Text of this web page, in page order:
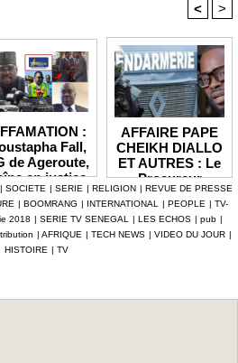
< >
:
Fall,
de Ageroute,
en justice
DRH Cheikh
Tidiane
Thiam
AFFAIRE PAPE
CHEIKH DIALLO
ET AUTRES : Le
Procureur
interjette appel et
maintient en
prison ceux qui
ont été placés
| SOCIETE | SERIE | RELIGION | REVUE DE PRESSE
| BOOMRANG | INTERNATIONAL | PEOPLE | TV-
2018 | SERIE TV SENEGAL | LES ECHOS | pub |
| AFRIQUE | TECH NEWS | VIDEO DU JOUR |
HISTOIRE | TV